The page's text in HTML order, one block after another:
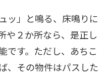
ッ」と鳴る、床鳴りに
や２か所なら、是正し
です。ただし、あちこ
、その物件はパスした